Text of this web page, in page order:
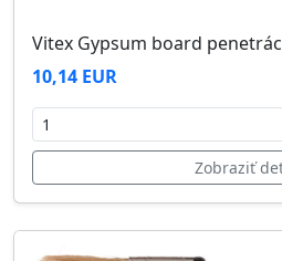
Vitex Gypsum board
10,14 EUR
Zobraziť